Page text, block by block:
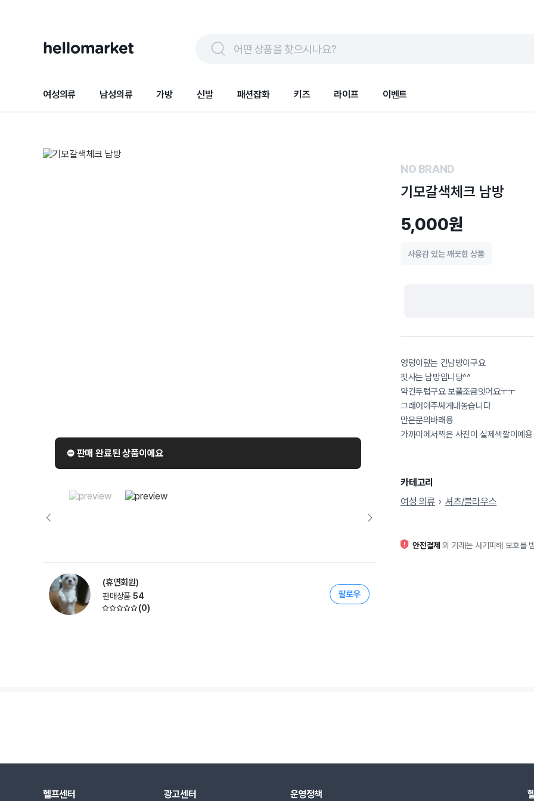
어떤 상품을 찾으시나요?
여성의류 남성의류 가방 신발 패션잡화 키즈 라이프 이벤트
⛔️ 판매 완료된 상품이에요
(휴면회원)
판매상품 54
(0)
NO BRAND
기모갈색체크 남방
5,000원
사용감 있는 깨끗한 상품
엉덩이덮는 긴남방이구요
핏사는 남방입니당^^
약간두텁구요 보풀조금잇어요ㅜㅜ
그래어아주싸게내놓습니다
만은문의바래용
가까이에서찍은 사진이 실제색깔이예용
카테고리
여성 의류
셔츠/블라우스
안전결제 외 거래는 사기피해 보호를
헬프센터 광고센터 운영정책